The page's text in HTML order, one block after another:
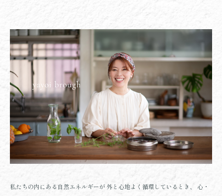
私たちの内にある自然エネルギーが外と心地よく循環しているとき、
心・